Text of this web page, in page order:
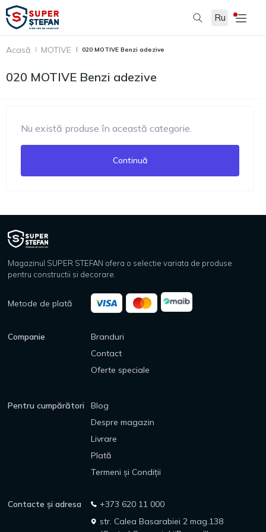
Ru
Acasă MOTIVE 020 MOTIVE Benzi adezive
020 MOTIVE Benzi adezive
Nu există produse în această categorie.
Continuă
Magazinul SUPER STEFAN ofera o selectie variata de produse
pentru constructii si decorare.
Metode de plată
Companie
Branduri
Contact
Oferte speciale
Pentru cumpărători
Blog
Despre magazin
Livrare
Plată
Termeni și Condiții
Contacte și adresa
+373 620 11 000
str. Calea Basarabiei 2 mag.138